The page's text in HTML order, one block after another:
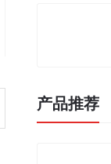
产品推荐